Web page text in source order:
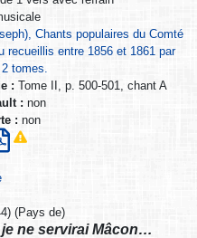
Chants populaires du Comté
recueillis entre 1856 et 1861 par
tomes.
: Tome II, p. 500-501, chant A
: non
: non
(Pays de)
ne servirai Mâcon…